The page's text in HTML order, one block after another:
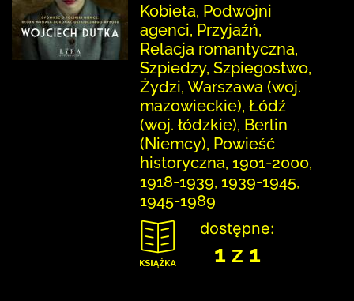
Kobieta, Podwójni
agenci, Przyjaźń,
Relacja romantyczna,
Szpiedzy, Szpiegostwo,
Żydzi, Warszawa (woj.
mazowieckie), Łódź
(woj. łódzkie), Berlin
(Niemcy), Powieść
historyczna, 1901-2000,
1918-1939, 1939-1945,
1945-1989
dostępne:
1 z 1